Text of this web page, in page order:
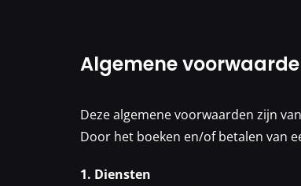
Algemene
Deze algemene voorwaarden zijn
Door het boeken en/of betalen van
1. Diensten